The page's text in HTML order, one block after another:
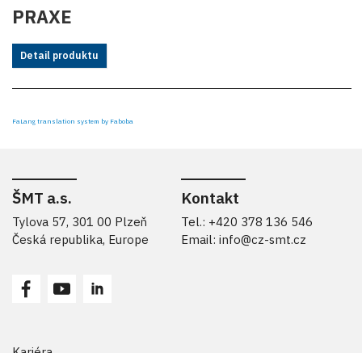
PRAXE
Detail produktu
FaLang translation system by Faboba
ŠMT a.s.
Tylova 57, 301 00 Plzeň
Česká republika, Europe
Kontakt
Tel.: +420 378 136 546
Email: info@cz-smt.cz